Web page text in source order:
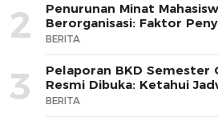
2
Penurunan Minat
Berorganisasi: Faktor
BERITA
3
Pelaporan BKD Semester
Resmi Dibuka: Ketahui
BERITA